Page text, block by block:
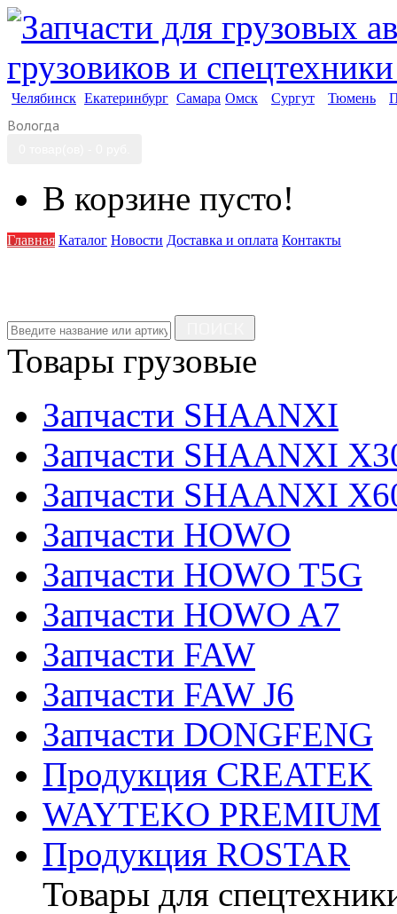
Челябинск Екатеринбург Самара Омск Сургут Тюмень
Вологда
В корзине пусто!
Главная Каталог Новости Доставка и оплата Контакты
Товары грузовые
Запчасти SHAANXI
Запчасти SHAANXI
Запчасти SHAANXI
Запчасти HOWO
Запчасти HOWO T5G
Запчасти HOWO A7
Запчасти FAW
Запчасти FAW J6
Запчасти DONGFENG
Продукция CREATEK
WAYTEKO PREMIUM
Продукция ROSTAR
Товары для